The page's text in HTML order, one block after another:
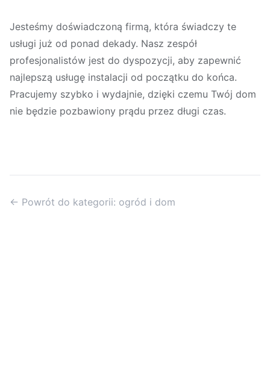
Jesteśmy doświadczoną firmą, która świadczy te
usługi już od ponad dekady. Nasz zespół
profesjonalistów jest do dyspozycji, aby zapewnić
najlepszą usługę instalacji od początku do końca.
Pracujemy szybko i wydajnie, dzięki czemu Twój dom
nie będzie pozbawiony prądu przez długi czas.
← Powrót do kategorii: ogród i dom